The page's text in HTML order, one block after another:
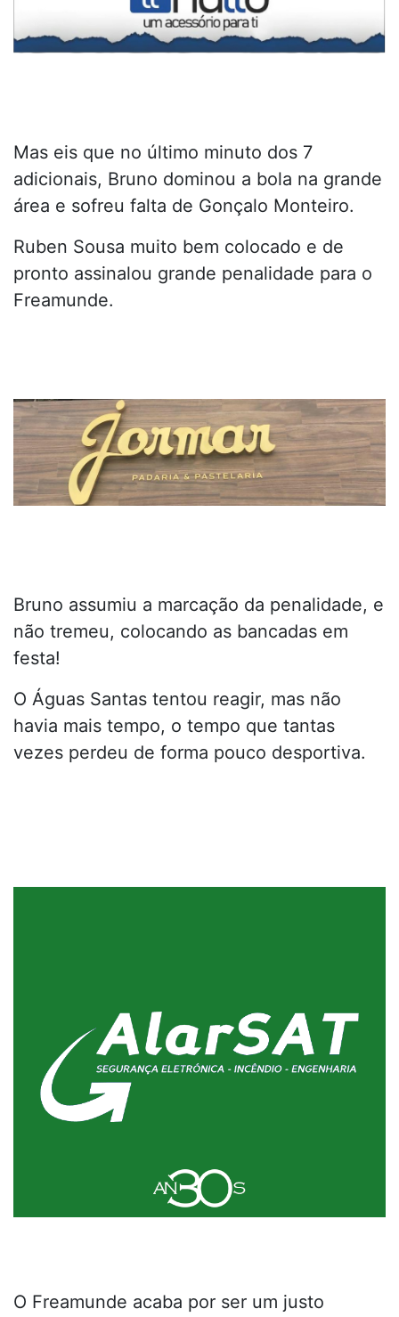
Mas eis que no último minuto dos 7
adicionais, Bruno dominou a bola na grande
área e sofreu falta de Gonçalo Monteiro.
Ruben Sousa muito bem colocado e de
pronto assinalou grande penalidade para o
Freamunde.
Bruno assumiu a marcação da penalidade, e
não tremeu, colocando as bancadas em
festa!
O Águas Santas tentou reagir, mas não
havia mais tempo, o tempo que tantas
vezes perdeu de forma pouco desportiva.
O Freamunde acaba por ser um justo